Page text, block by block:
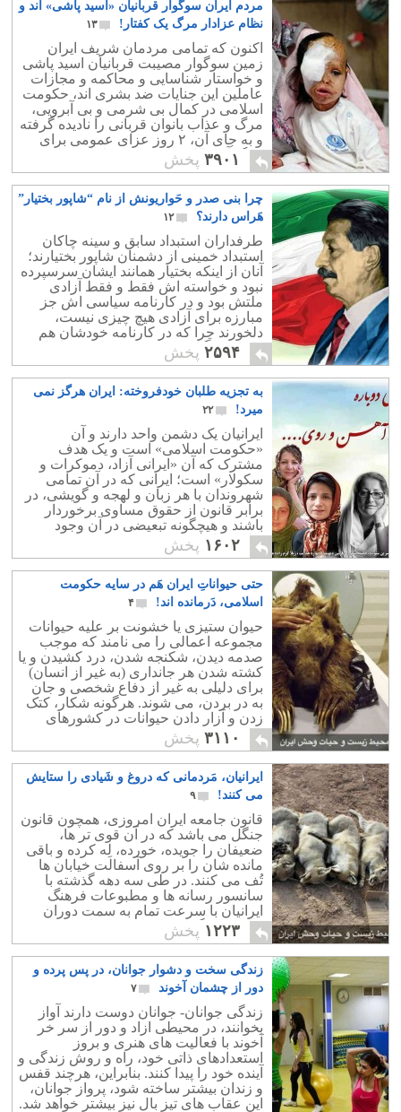
مردم ایران سوگوار قربانیان «اسید پاشی» اند و
نظام عزادار مرگ یک کفتار!
۱۳
اکنون که تمامی مردمان شریف ایران
زمین سوگوار مصیبت قربانیان اسید پاشی
و خواستار شناسایی و محاکمه و مجازات
عاملین این جنایات ضد بشری اند، حکومت
اسلامی در کمال بی شرمی و بی آبرویی،
مرگ و عذاب بانوان قربانی را نادیده گرفته
و به جای آن، ۲ روز عزای عمومی برای
مرگ آیت الله مهدوی کنی، اعلام کرده
است!
۳۹۰۱ پخش
چرا بنی صدر و حَواریونش از نام “شاپور بختیار”
هَراس دارند؟
۱۲
طرفداران استبداد سابق و سینه چاکان
استبداد خمینی از دشمنان شاپور بختیارند؛
آنان از اینکه بختیار همانند ایشان سرسپرده
نبود و خواسته اش فقط و فقط آزادی
ملتش بود و در کارنامه سیاسی اش جز
مبارزه برای آزادی هیچ چیزی نیست،
دلخورند چرا که در کارنامه خودشان هم
سر سپردگی هست و هم خیانت به ایران و
مردمانش!
۲۵۹۴ پخش
به تجزیه طلبان خودفروخته: ایران هرگز نمی
میرد!
۲۲
ایرانیان یک دشمن واحد دارند و آن
«حکومت اسلامی» است و یک هدف
مشترک که آن «ایرانی آزاد، دموکرات و
سکولار» است؛ ایرانی که در آن تمامی
شهروندان با هر زبان و لهجه و گویشی، در
برابر قانون از حقوق مساوی برخوردار
باشند و هیچگونه تبعیضی در آن وجود
نداشته باشد.
۱۶۰۲ پخش
حتی حیواناتِ ایران هَم در سایه حکومت
اسلامی، دَرمانده اند!
۴
حیوان ستیزی یا خشونت بر علیه حیوانات
مجموعه اعمالی را می نامند که موجب
صدمه دیدن، شکنجه شدن، درد کشیدن و یا
کشته شدن هر جانداری (به غیر از انسان)
برای دلیلی به غیر از دفاع شخصی و جان
به در بردن، می شوند. هرگونه شکار، کتک
زدن و آزار دادن حیوانات در کشورهای
متمدن جرم است و با فرد خاطی برخورد
می شود.
۳۱۱۰ پخش
ایرانیان، مَردمانی که دروغ و شَیادی را ستایش
می کنند!
۹
قانون جامعه ایران امروزی، همچون قانون
جنگل می باشد که در آن قوی تر ها،
ضعیفان را جویده، خورده، لِه کرده و باقی
مانده شان را بر روی آسفالت خیابان ها
تُف می کنند. در طی سه دهه گذشته با
سانسور رسانه ها و مطبوعات فرهنگ
ایرانیان با سرعت تمام به سمت دوران
"پارینه سنگی" پیشروی کرده است.
۱۲۲۳ پخش
زندگی سخت و دشوار جوانان، در پس پرده و
دور از چشمان آخوند
۷
زندگی جوانان- جوانان دوست دارند آواز
بخوانند، در محیطی ازاد و دور از سر خر
آخوند با فعالیت های هنری و بروز
استعدادهای ذاتی خود، راه و روش زندگی و
آینده خود را پیدا کنند. بنابراین، هرچند قفس
و زندان بیشتر ساخته شود، پرواز جوانان،
این عقاب های تیز بال نیز بیشتر خواهد شد.